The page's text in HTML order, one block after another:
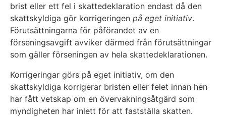
brist eller ett fel i skattedeklaration endast då den
skattskyldiga gör korrigeringen på eget initiativ.
Förutsättningarna för påförandet av en
förseningsavgift avviker därmed från förutsättningar
som gäller förseningen av hela skattedeklarationen.
Korrigeringar görs på eget initiativ, om den
skattskyldiga korrigerar bristen eller felet innan hen
har fått vetskap om en övervakningsåtgärd som
myndigheten har inlett för att fastställa skatten.